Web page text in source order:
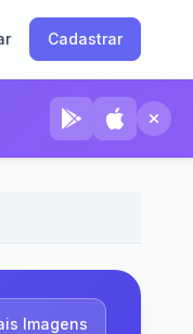
Cadastrar
Imagens